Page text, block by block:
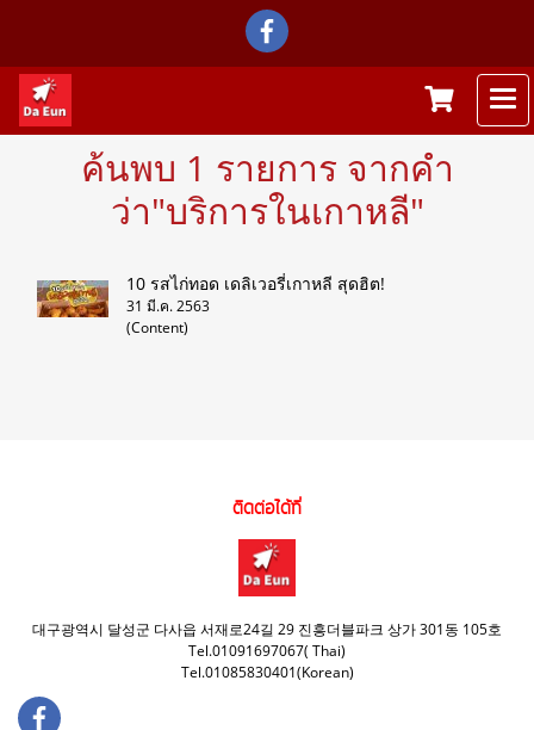
ค้นพบ 1 รายการ จากคำ
ว่า"บริการในเกาหลี"
10 รสไก่ทอด เดลิเวอรี่เกาหลี สุดฮิต!
31 มี.ค. 2563
(Content)
ติดต่อได้ที่
대구광역시 달성군 다사읍 서재로24길 29 진흥더블파크 상가 301동 105호
Tel.01091697067( Thai)
Tel.01085830401(Korean)